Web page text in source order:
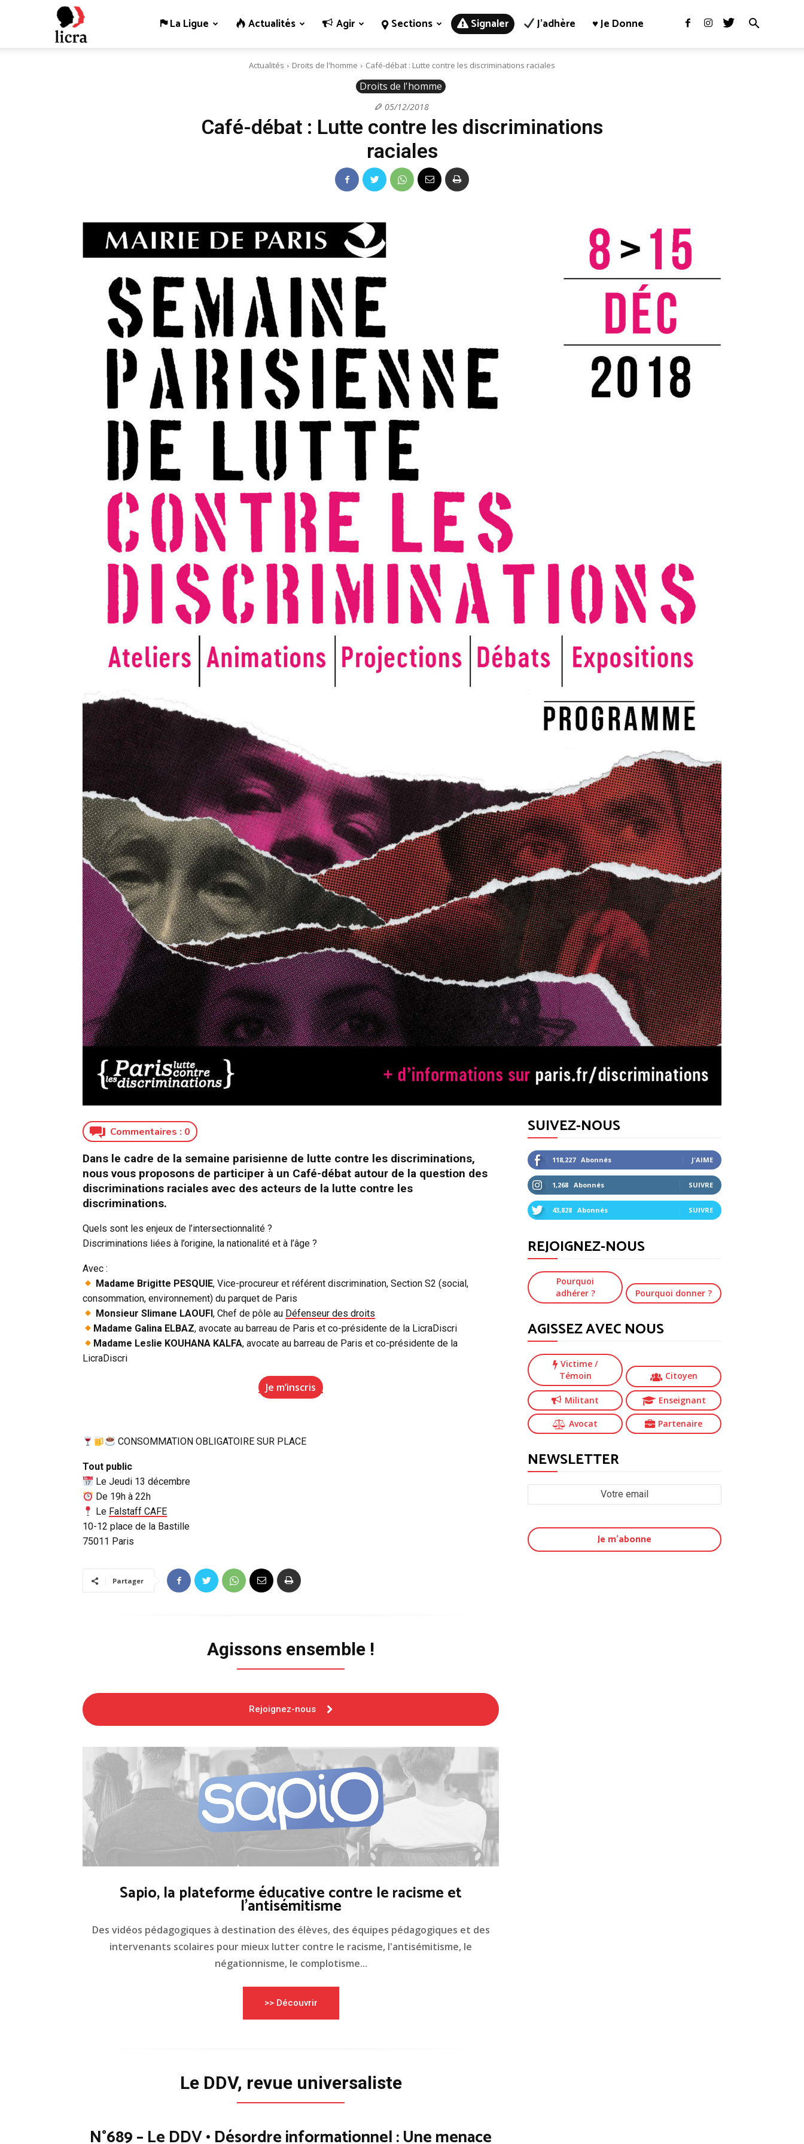
La Ligue Actualités Agir Sections Signaler J’adhère ♥ Je Donne
Actualités Droits de l'homme Café-débat : Lutte contre les discriminations raciales
Droits de l'homme
05/12/2018
Café-débat : Lutte contre les discriminations
raciales
Commentaires : 0
Dans le cadre de la semaine parisienne de lutte contre les discriminations,
nous vous proposons de participer à un Café-débat autour de la question des
discriminations raciales avec des acteurs de la lutte contre les
discriminations.
Quels sont les enjeux de l’intersectionnalité ?
Discriminations liées à l’origine, la nationalité et à l’âge ?
Avec :
Madame Brigitte PESQUIE, Vice-procureur et référent discrimination, Section S2 (social,
consommation, environnement) du parquet de Paris
Monsieur Slimane LAOUFI, Chef de pôle au Défenseur des droits
Madame Galina ELBAZ, avocate au barreau de Paris et co-présidente de la LicraDiscri
Madame Leslie KOUHANA KALFA, avocate au barreau de Paris et co-présidente de la
LicraDiscri
Je m’inscris
CONSOMMATION OBLIGATOIRE SUR PLACE
Tout public
Le Jeudi 13 décembre
De 19h à 22h
Le Falstaff CAFE
10-12 place de la Bastille
75011 Paris
Partager
Agissons ensemble !
Rejoignez-nous
Sapio, la plateforme éducative contre le racisme et
l'antisémitisme
Des vidéos pédagogiques à destination des élèves, des équipes pédagogiques et des
intervenants scolaires pour mieux lutter contre le racisme, l'antisémitisme, le
négationnisme, le complotisme...
>> Découvrir
Le DDV, revue universaliste
N°689 – Le DDV • Désordre informationnel : Une menace
SUIVEZ-NOUS
118,227 Abonnés J'AIME
1,268 Abonnés SUIVRE
43,828 Abonnés SUIVRE
REJOIGNEZ-NOUS
Pourquoi
adhérer ?
Pourquoi donner ?
AGISSEZ AVEC NOUS
Victime/
Témoin
Citoyen
Militant Enseignant
Avocat Partenaire
NEWSLETTER